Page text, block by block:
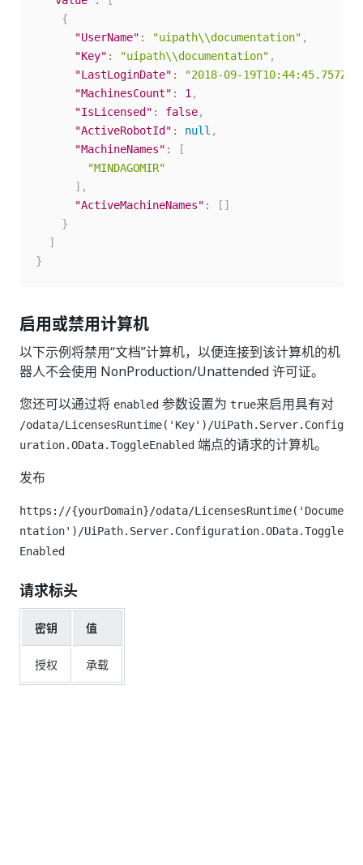
{
"UserName" : "uipath\\documentation" ,
"Key" : "uipath\\documentation" ,
"LastLoginDate" : "2018-09-19T10:44:45.757Z"
"MachinesCount" : 1 ,
"IsLicensed" : false,
"ActiveRobotId" : null ,
"MachineNames" :
[
"MINDAGOMIR"
] ,
"ActiveMachineNames" : [ ]
}
]
}
启用或禁用计算机
以下示例将禁用“文档”计算机，以便连接到该计算机的机
器人不会使用 NonProduction/Unattended 许可证。
您还可以通过将 enabled 参数设置为 true来启用具有对
/odata/LicensesRuntime('Key')/UiPath.Server.Config
uration.OData.ToggleEnabled 端点的请求的计算机。
发布
https://{yourDomain}/odata/LicensesRuntime('Docume
ntation')/UiPath.Server.Configuration.OData.Toggle
Enabled
请求标头
密钥 值
授权 承载